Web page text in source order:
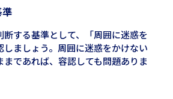
断する基準として、「周囲に迷惑を
しましょう。周囲に迷惑をかけない
まであれば、容認しても問題ありま